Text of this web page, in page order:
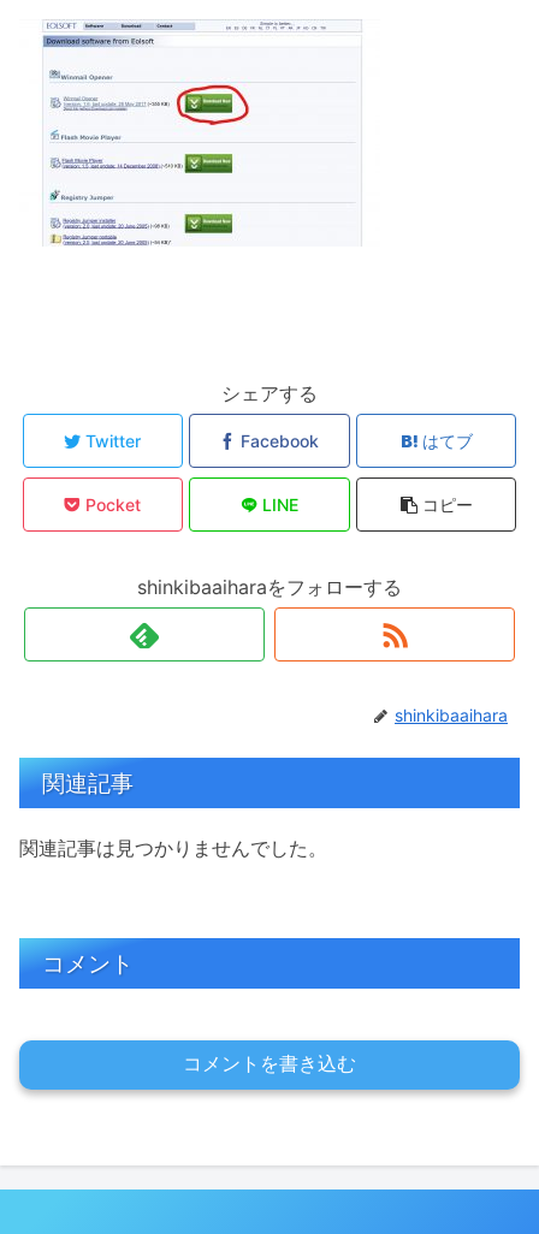
シェアする
Twitter Facebook はてブ
Pocket LINE コピー
shinkibaaiharaをフォローする
shinkibaaihara
関連記事
関連記事は見つかりませんでした。
コメント
コメントを書き込む